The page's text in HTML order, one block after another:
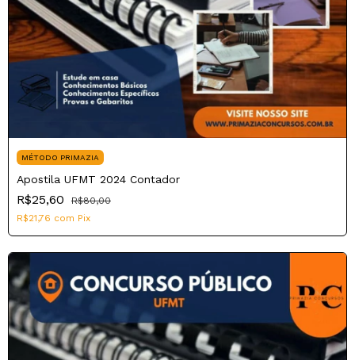
MÉTODO PRIMAZIA
Apostila UFMT 2024 Contador
R$25,60
R$80,00
R$21,76 com Pix